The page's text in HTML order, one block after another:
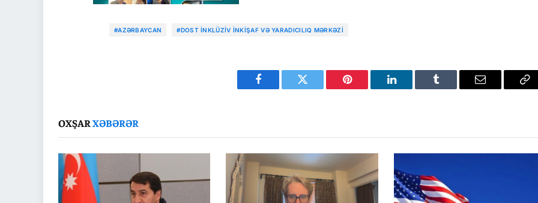
#AZƏRBAYCAN #DOST İNKLÜZIV İNKIŞAF VƏ YARADICILIQ MƏRKƏZI
Facebook Twitter Pinterest LinkedIn Tumblr Email
OXŞARXƏBƏRƏR